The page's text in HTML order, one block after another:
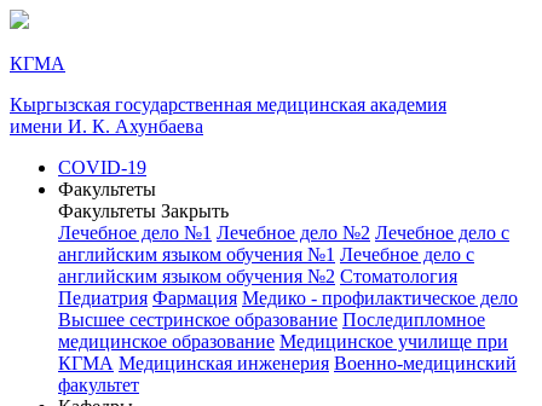
КГМА
Кыргызская государственная медицинская академия
имени И. К. Ахунбаева
COVID-19
Факультеты
Факультеты Закрыть
Лечебное дело №1 Лечебное дело №2 Лечебное дело с
английским языком обучения №1 Лечебное дело с
английским языком обучения №2 Стоматология
Педиатрия Фармация Медико - профилактическое дело
Высшее сестринское образование Последипломное
медицинское образование Медицинское училище при
КГМА Медицинская инженерия Военно-медицинский
факультет